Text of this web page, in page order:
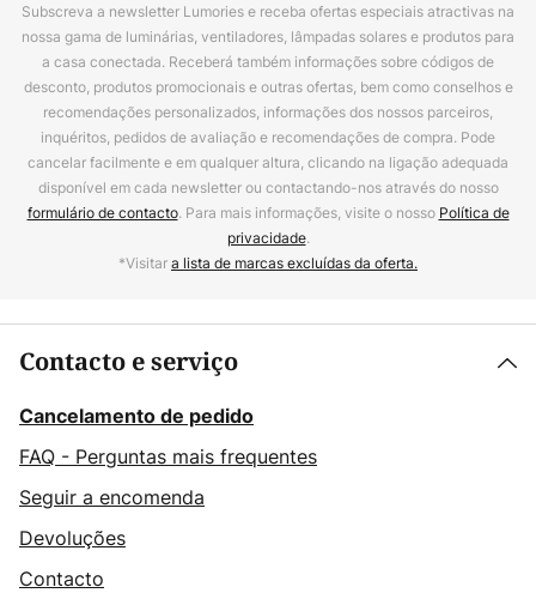
Subscreva a newsletter Lumories e receba ofertas especiais atractivas na
nossa gama de luminárias, ventiladores, lâmpadas solares e produtos para
a casa conectada. Receberá também informações sobre códigos de
desconto, produtos promocionais e outras ofertas, bem como conselhos e
recomendações personalizados, informações dos nossos parceiros,
inquéritos, pedidos de avaliação e recomendações de compra. Pode
cancelar facilmente e em qualquer altura, clicando na ligação adequada
disponível em cada newsletter ou contactando-nos através do nosso
formulário de contacto. Para mais informações, visite o nosso Política de
privacidade.
*Visitara lista de marcas excluídas da oferta.
Contacto e serviço
Cancelamento de pedido
FAQ - Perguntas mais frequentes
Seguir a encomenda
Devoluções
Contacto